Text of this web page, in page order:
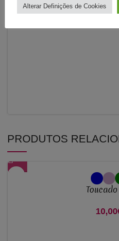
PRODUTOS
Toucado
10,00
Alterar Definições de Cookies